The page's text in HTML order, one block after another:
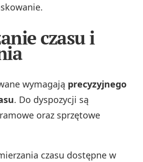
czasu i
wymagają precyzyjnego
. Do dyspozycji są
oraz sprzętowe
czasu dostępne w